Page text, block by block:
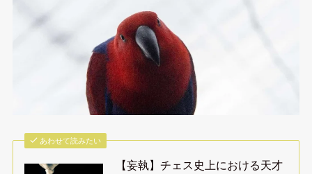
あわせて読みたい
【妄執】チェス史上における天才